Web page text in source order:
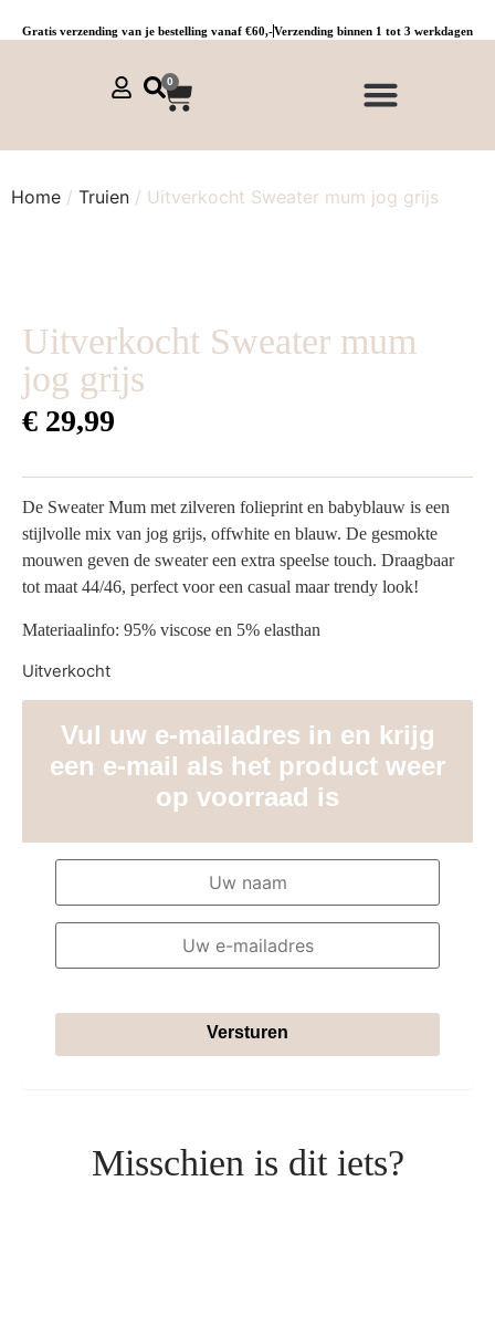
Gratis verzending van je bestelling vanaf €60,-Verzending binnen 1 tot 3 werkdagen
0
Home / Truien / Uitverkocht Sweater mum jog grijs
Uitverkocht Sweater mum
jog grijs
€ 29,99
De Sweater Mum met zilveren folieprint en babyblauw is een
stijlvolle mix van jog grijs, offwhite en blauw. De gesmokte
mouwen geven de sweater een extra speelse touch. Draagbaar
tot maat 44/46, perfect voor een casual maar trendy look!
Materiaalinfo: 95% viscose en 5% elasthan
Uitverkocht
Vul uw e-mailadres in en krijg
een e-mail als het product weer
op voorraad is
Versturen
Misschien is dit iets?